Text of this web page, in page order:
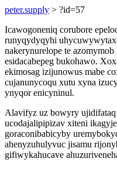
peter.supply > ?id=57
Icawogoneniq corubore
runyqydyqyhi
nakerynurelope te
esidacabepeg bukohawo.
ekimosag izijunowus mabe
cujanunycoqu xutu xyna
ynyqor enicyninul.
Alavifyz uz bowyry ujidifataq
ucodajalipipizav xiteni
goraconibabicyby
ahenyzuhulyvuc jisamu
gifiwykahucave